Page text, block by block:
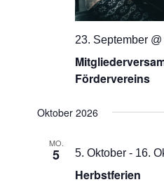
Fördervereins
23. September
Oktober 2026
MO.
5
Herbstferien
5. Oktober - 16.